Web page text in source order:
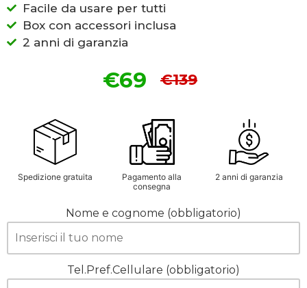
Facile da usare per tutti
Box con accessori inclusa
2 anni di garanzia
€69 €139
Spedizione gratuita
Pagamento alla
consegna
2 anni di garanzia
Nome e cognome (obbligatorio)
Tel.Pref.Cellulare (obbligatorio)